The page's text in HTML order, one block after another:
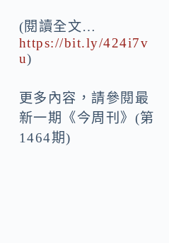
(閱讀全文…
https://bit.ly/424i7v
u)
更多內容，請參閱最
新一期《今周刊》(第
1464期)